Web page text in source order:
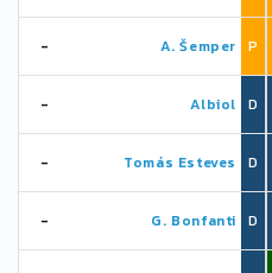
- A. Šemper P
- Albiol D
- Tomás Esteves D
- G. Bonfanti D